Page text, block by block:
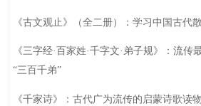
《古文观止》（全二册）：学习中国古代
《三字经·百家姓·千字文·弟子规》：流传
“三百千弟”
《千家诗》：古代广为流传的启蒙诗歌读物